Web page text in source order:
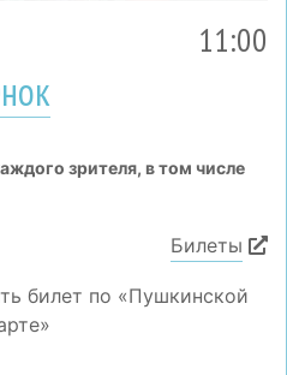
11:00
зрителя, в том числе
Билеты
билет по «Пушкинской